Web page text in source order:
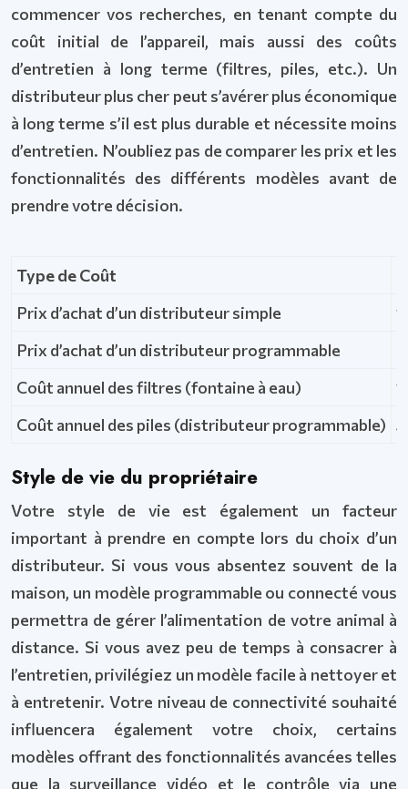
commencer vos recherches, en tenant compte du
coût initial de l’appareil, mais aussi des coûts
d’entretien à long terme (filtres, piles, etc.). Un
distributeur plus cher peut s’avérer plus économique
à long terme s’il est plus durable et nécessite moins
d’entretien. N’oubliez pas de comparer les prix et les
fonctionnalités des différents modèles avant de
prendre votre décision.
Type de Coût
Prix d’achat d’un distributeur simple
Prix d’achat d’un distributeur programmable
Coût annuel des filtres (fontaine à eau)
Coût annuel des piles (distributeur programmable)
Style de vie du propriétaire
Votre style de vie est également un facteur
important à prendre en compte lors du choix d’un
distributeur. Si vous vous absentez souvent de la
maison, un modèle programmable ou connecté vous
permettra de gérer l’alimentation de votre animal à
distance. Si vous avez peu de temps à consacrer à
l’entretien, privilégiez un modèle facile à nettoyer et
à entretenir. Votre niveau de connectivité souhaité
influencera également votre choix, certains
modèles offrant des fonctionnalités avancées telles
que la surveillance vidéo et le contrôle via une